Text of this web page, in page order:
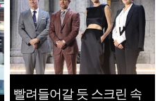
빨려들어갈 듯 스크린 속